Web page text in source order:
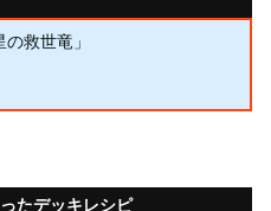
救世竜」
たデッキレシピ